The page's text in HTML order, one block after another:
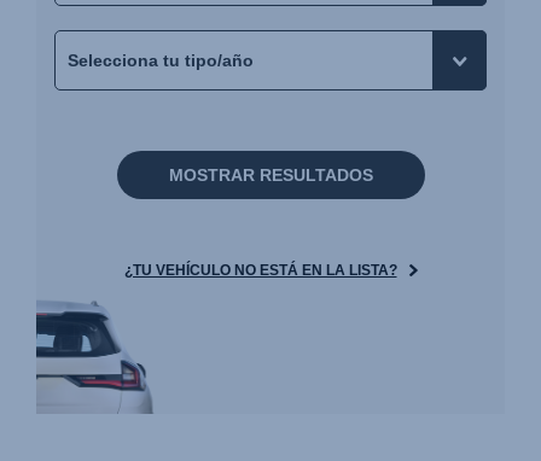
MOSTRAR RESULTADOS
¿TU VEHÍCULO NO ESTÁ EN LA LISTA?